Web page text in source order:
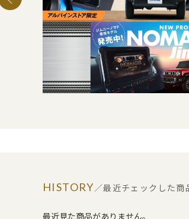
HISTORY／最近チェックした商
最近見た商品がありません。